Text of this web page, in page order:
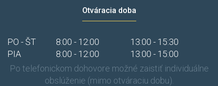
Otváracia doba
PO - ŠT 8:00 - 12:00
13:00 - 15:30
PIA
8:00 - 12:00
13:00 - 15:00
Po telefonickom dohovore možné zaistiť individuálne
obslúženie (mimo otváraciu dobu).